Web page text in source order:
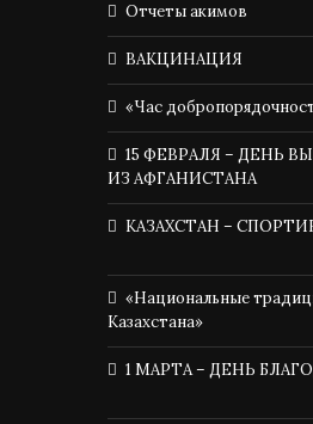
Отчеты акимов
ВАКЦИНАЦИЯ
«Час
15 ФЕВРАЛЯ – ДЕНЬ
ИЗ АФГАНИСТАНА
КАЗАХСТАН –
«Национальные
Казахстана»
1 МАРТА – ДЕНЬ